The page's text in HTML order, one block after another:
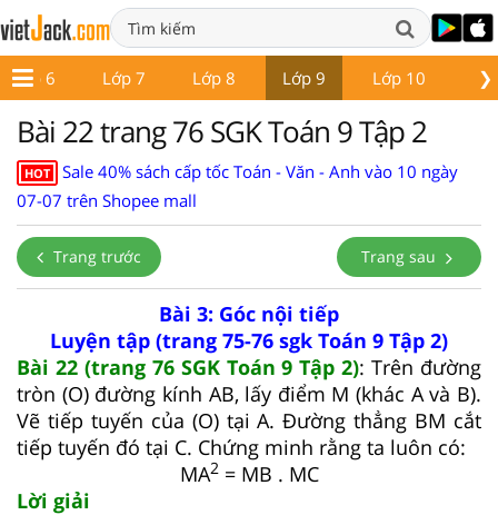
❯
Lớp 6 Lớp 7 Lớp 8 Lớp 9 Lớp 10
Bài 22 trang 76 SGK Toán 9 Tập 2
HOT
Sale 40% sách cấp tốc Toán - Văn - Anh vào 10 ngày
07-07 trên Shopee mall
Trang trước Trang sau
Bài 3: Góc nội tiếp
Luyện tập (trang 75-76 sgk Toán 9 Tập 2)
Bài 22 (trang 76 SGK Toán 9 Tập 2): Trên đường
tròn (O) đường kính AB, lấy điểm M (khác A và B).
Vẽ tiếp tuyến của (O) tại A. Đường thẳng BM cắt
tiếp tuyến đó tại C. Chứng minh rằng ta luôn có:
MA2= MB . MC
Lời giải